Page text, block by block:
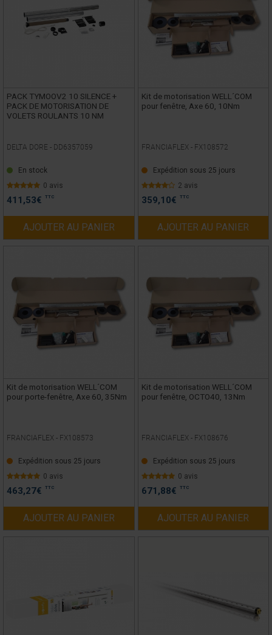
PACK TYMOOV2 10 SILENCE +
PACK DE MOTORISATION DE
VOLETS ROULANTS 10 NM
DELTA DORE - DD6357059
En stock
0 avis
411,53€ TTC
AJOUTER AU PANIER
Kit de motorisation WELL´COM
pour fenêtre, Axe 60, 10Nm
FRANCIAFLEX - FX108572
Expédition sous 25 jours
2 avis
359,10€ TTC
AJOUTER AU PANIER
Kit de motorisation WELL´COM
pour porte-fenêtre, Axe 60, 35Nm
FRANCIAFLEX - FX108573
Expédition sous 25 jours
0 avis
463,27€ TTC
AJOUTER AU PANIER
Kit de motorisation WELL´COM
pour fenêtre, OCTO40, 13Nm
FRANCIAFLEX - FX108676
Expédition sous 25 jours
0 avis
671,88€ TTC
AJOUTER AU PANIER